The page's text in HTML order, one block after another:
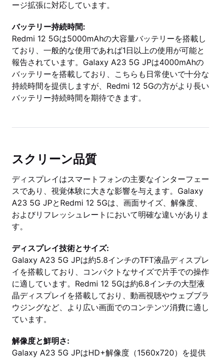
ージ拡張に対応しています。
バッテリー持続時間:
Redmi 12 5Gは5000mAhの大容量バッテリーを搭載し
ており、一般的な使用であれば1日以上の使用が可能と
報告されています。Galaxy A23 5G JPは4000mAhの
バッテリーを搭載しており、こちらも日常使いで十分な
持続時間を提供しますが、Redmi 12 5Gの方がより長い
バッテリー持続時間を期待できます。
スクリーン品質
ディスプレイはスマートフォンの主要なインターフェー
スであり、視覚体験に大きな影響を与えます。Galaxy
A23 5G JPとRedmi 12 5Gは、画面サイズ、解像度、
およびリフレッシュレートにおいて明確な違いがありま
す。
ディスプレイ技術とサイズ:
Galaxy A23 5G JPは約5.8インチのTFT液晶ディスプレ
イを搭載しており、コンパクトなサイズで片手での操作
に適しています。Redmi 12 5Gは約6.8インチの大型液
晶ディスプレイを搭載しており、動画視聴やウェブブラ
ウジングなど、より広い画面でのコンテンツ消費に適し
ています。
解像度と鮮明さ:
Galaxy A23 5G JPはHD+解像度（1560x720）を提供